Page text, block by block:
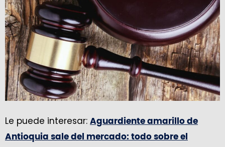
Le puede interesar: Aguardiente amarillo de
Antioquia sale del mercado: todo sobre el